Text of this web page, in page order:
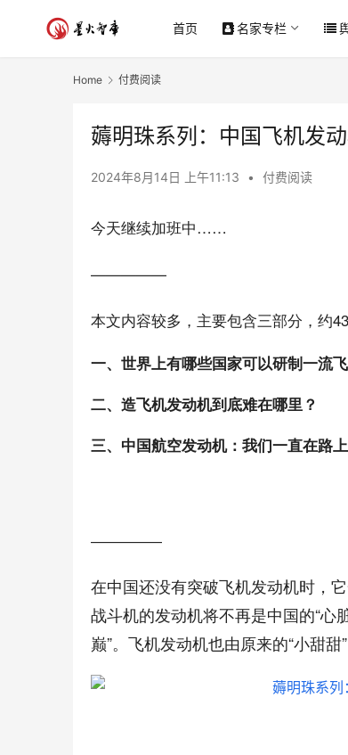
首页 名家专栏
Home 付费阅读
薅明珠系列：中国飞机发
2024年8月14日 上午11:13 • 付费阅读
今天继续加班中……
—————
本文内容较多 ，主要包含三部分，约
一、世界上有哪些国家可以研制一流
二、造飞机发动机到底难在哪里？
三、中国航空发动机：我们一直在路上
—————
在中国还没有突破飞机发动机时，
战斗机的发动机将不再是中国的“心
巅”。飞机发动机也由原来的“小甜甜